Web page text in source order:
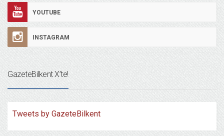
YOUTUBE
INSTAGRAM
GazeteBilkent X’te!
Tweets by GazeteBilkent